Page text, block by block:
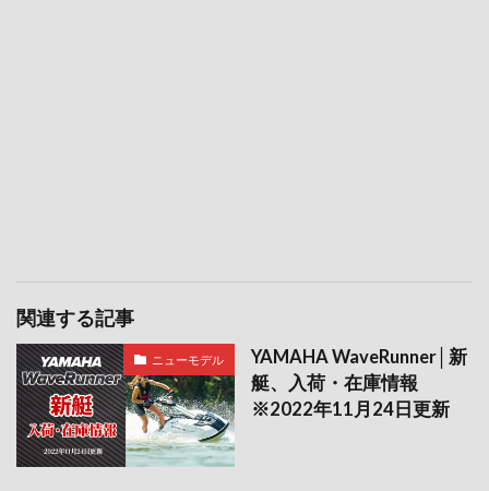
関連する記事
ニューモデル
YAMAHA WaveRunner│新
艇、入荷・在庫情報
※2022年11月24日更新